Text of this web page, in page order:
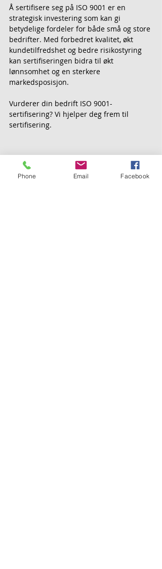
Å sertifisere seg på ISO 9001 er en
strategisk investering som kan gi
betydelige fordeler for både små og store
bedrifter. Med forbedret kvalitet, økt
kundetilfredshet og bedre risikostyring
kan sertifiseringen bidra til økt
lønnsomhet og en sterkere
markedsposisjon.
Vurderer din bedrift ISO 9001-
sertifisering? Vi hjelper deg frem til
sertifisering.
Phone Email Facebook